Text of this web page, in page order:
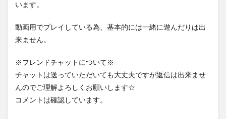
います。
動画用でプレイしている為、基本的には一緒に遊んだりは出
来ません。
※フレンドチャットについて※
チャットは送っていただいても大丈夫ですが返信は出来ませ
んのでご理解よろしくお願いします☆
コメントは確認しています。